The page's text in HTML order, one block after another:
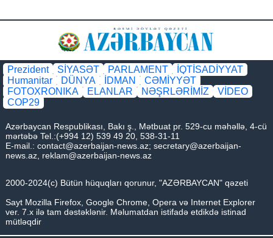
Prezident SİYASƏT PARLAMENT
İQTİSADİYYAT
Humanitar
DÜNYA İDMAN
CƏMİYYƏT
FOTOXRONIKA
ELANLAR NƏŞRLƏRİMİZ
VİDEO
COP29
Azərbaycan Respublikası, Bakı ş., Mətbuat pr. 529-cu məhəllə, 4-cü
mərtəbə Tel.:(+994 12) 539 49 20, 538-31-11
E-mail.: contact@azerbaijan-news.az; secretary@azerbaijan-
news.az reklam@azerbaijan-news.az
2000-2024(c) Bütün hüquqları qorunur, "AZƏRBAYCAN" qəzeti
Sayt Mozilla Firefox, Google Chrome, Opera və Internet Explorer
ver. 7.x ilə tam dəstəklənir. Məlumatdan istifadə etdikdə istinad
mütləqdir